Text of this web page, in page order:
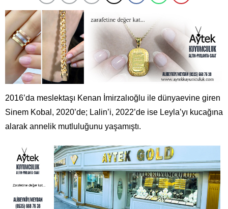
2016’da meslektaşı Kenan İmirzalıoğlu ile dünyaevine giren
Sinem Kobal, 2020’de; Lalin’i, 2022’de ise Leyla’yı kucağına
alarak annelik mutluluğunu yaşamıştı.